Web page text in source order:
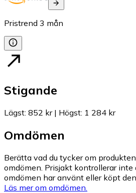
Pristrend 3 mån
Stigande
Lägst: 852 kr| Högst: 1 284 kr
Omdömen
Berätta vad du tycker om
omdömen. Prisjakt kontrollerar inte
omdömen har använt eller köpt
Läs mer om omdömen.